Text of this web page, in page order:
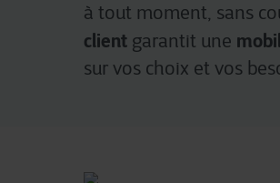
à tout moment, sans
client garantit une
sur vos choix et vos